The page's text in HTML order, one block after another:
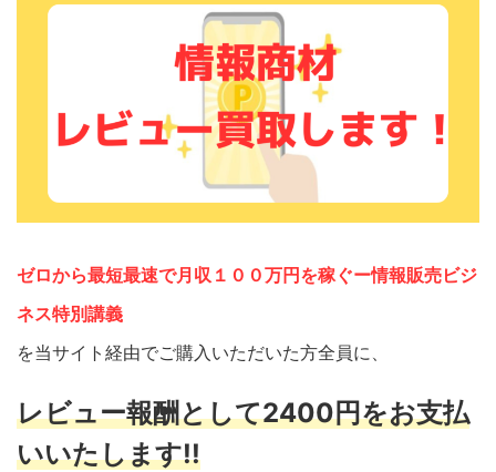
ゼロから最短最速で月収１００万円を稼ぐー情報販売ビジ
ネス特別講義
を当サイト経由でご購入いただいた方全員に、
レビュー報酬として2400円をお支払
いいたします!!